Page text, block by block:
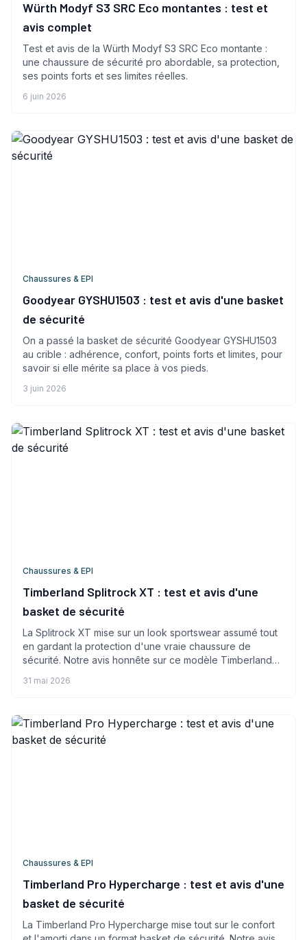
Würth Modyf S3 SRC Eco montantes : test et
avis complet
Test et avis de la Würth Modyf S3 SRC Eco montante :
une chaussure de sécurité pro abordable, sa protection,
ses points forts et ses limites réelles.
6 juin 2026
Chaussures & EPI
Goodyear GYSHU1503 : test et avis d'une basket
de sécurité
On a passé la basket de sécurité Goodyear GYSHU1503
au crible : adhérence, confort, points forts et limites, pour
savoir si elle mérite sa place à vos pieds.
3 juin 2026
Chaussures & EPI
Timberland Splitrock XT : test et avis d'une
basket de sécurité
La Splitrock XT mise sur un look sportswear assumé tout
en gardant la protection d'une vraie chaussure de
sécurité. Notre avis honnête sur ce modèle Timberland
31 mai 2026
Chaussures & EPI
Timberland Pro Hypercharge : test et avis d'une
basket de sécurité
La Timberland Pro Hypercharge mise tout sur le confort